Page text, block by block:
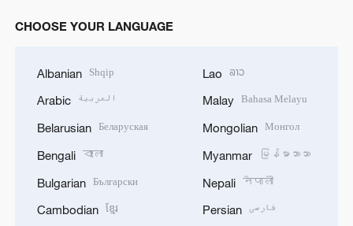
CHOOSE YOUR LANGUAGE
Albanian Shqip
Arabic العربية
Belarusian Беларуская
Bengali বাংলা
Bulgarian Български
Cambodian ខ្មែរ
Lao ລາວ
Malay Bahasa Melayu
Mongolian Монгол
Myanmar မြန်မာဘာသာ
Nepali नेपाली
Persian فارسی